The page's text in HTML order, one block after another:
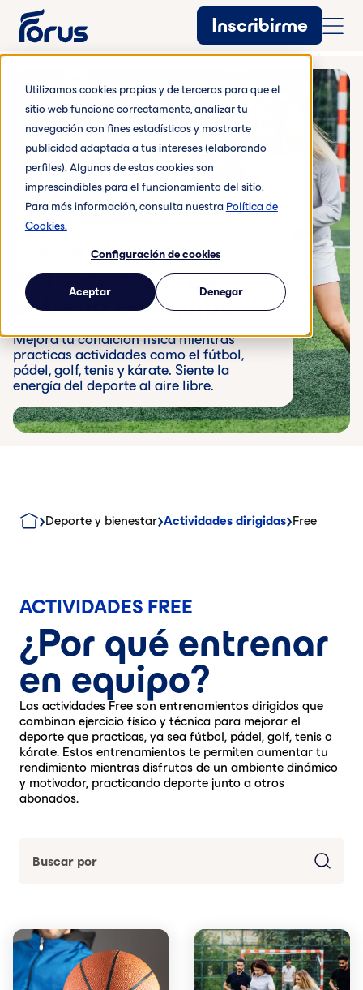
Utilizamos cookies propias y de terceros para que el
sitio web funcione correctamente, analizar tu
navegación con fines estadísticos y mostrarte
publicidad adaptada a tus intereses (elaborando
perfiles). Algunas de estas cookies son
imprescindibles para el funcionamiento del sitio.
Para más información, consulta nuestra Política de
Cookies.
Configuración de cookies
Aceptar Denegar
Inscribirme
Deporte y bienestar
Actividades Free:
entrena en equipo
Mejora tu condición física mientras
practicas actividades como el fútbol,
pádel, golf, tenis y kárate. Siente la
energía del deporte al aire libre.
Deporte y bienestar Actividades dirigidas Free
ACTIVIDADES FREE
¿Por qué entrenar
en equipo?
Las actividades Free son entrenamientos dirigidos que
combinan ejercicio físico y técnica para mejorar el
deporte que practicas, ya sea fútbol, pádel, golf, tenis o
kárate. Estos entrenamientos te permiten aumentar tu
rendimiento mientras disfrutas de un ambiente dinámico
y motivador, practicando deporte junto a otros
abonados.